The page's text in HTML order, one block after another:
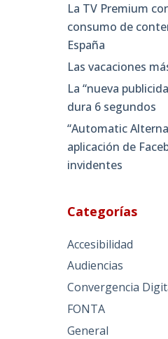
La TV Premium
consumo de
España
Las vacaciones
La “nueva
dura 6 segundos
“Automatic
aplicación de
invidentes
Categorías
Accesibilidad
Audiencias
Convergencia
FONTA
General